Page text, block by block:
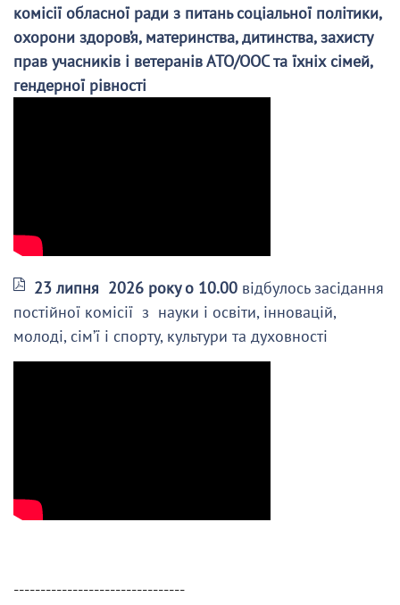
комісії обласної ради з питань соціальної політики,
охорони здоров’я, материнства, дитинства, захисту
прав учасників і ветеранів АТО/ООС та їхніх сімей,
гендерної рівності
23 липня 2026 року о 10.00 відбулось засідання
постійної комісії з науки і освіти, інновацій,
молоді, сім’ї і спорту, культури та духовності
--------------------------------